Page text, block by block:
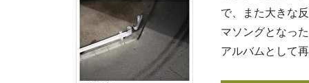
で、また大きな
マソングとなっ
アルバムとして